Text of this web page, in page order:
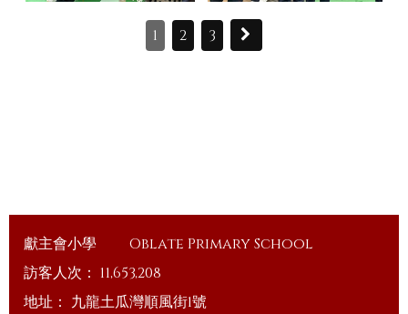
1 2 3
獻主會小學
Oblate Primary School
訪客人次： 11,653,208
地址： 九龍土瓜灣順風街1號